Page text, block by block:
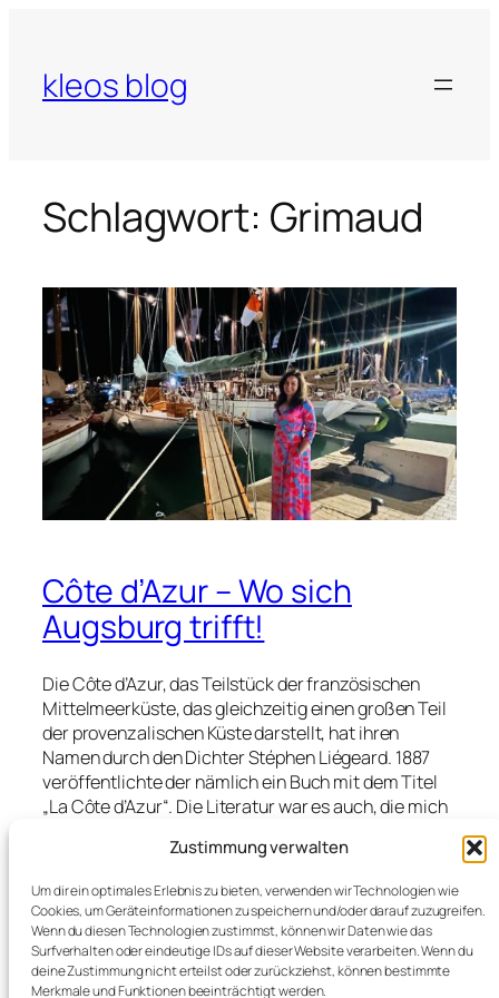
Zustimmung verwalten
Um dir ein optimales Erlebnis zu bieten, verwenden wir Technologien wie
Cookies, um Geräteinformationen zu speichern und/oder darauf zuzugreifen.
Wenn du diesen Technologien zustimmst, können wir Daten wie das
Surfverhalten oder eindeutige IDs auf dieser Website verarbeiten. Wenn du
deine Zustimmung nicht erteilst oder zurückziehst, können bestimmte
Merkmale und Funktionen beeinträchtigt werden.
springen
kleos blog
Schlagwort: Grimaud
Côte d’Azur – Wo sich
Augsburg trifft!
Die Côte d’Azur, das Teilstück der französischen
Mittelmeerküste, das gleichzeitig einen großen Teil
der provenzalischen Küste darstellt, hat ihren
Namen durch den Dichter Stéphen Liégeard. 1887
veröffentlichte der nämlich ein Buch mit dem Titel
„La Côte d’Azur“. Die Literatur war es auch, die mich
nach Grimaud und Port Grimaud führte. Details gibt
es bald im Blog, ein wenig müsst ihr Euch allerdings
noch gedulden. Die Tage an der französischen
Riviera hatten aber auch für mich so manche
Überraschung…